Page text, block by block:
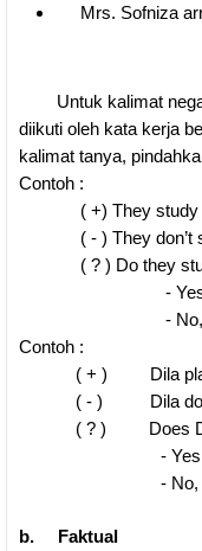
Mrs. Sofniza
Untuk kalimat
diikuti oleh kata
kalimat tanya,
Contoh :
( +) They study
( - ) They don’t
( ? ) Do they
- Yes,
- No, they
Contoh :
( + ) Dila
( - ) Dila
( ? ) Does
- Yes,
- No, she
b. Faktual